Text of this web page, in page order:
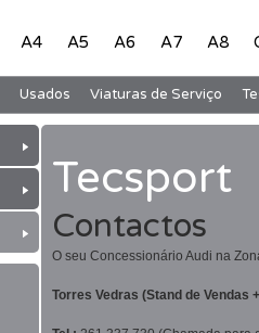
A4 A5 A6 A7 A8
Usados Viaturas de Serviço
Tecsport
Contactos
O seu Concessionário Audi na
Torres Vedras (Stand de Vendas